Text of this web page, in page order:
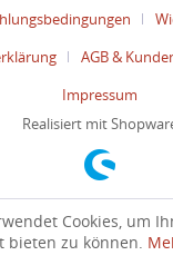
AGB &
Impressum
Realisiert mit
Cookies, um
bieten zu können.